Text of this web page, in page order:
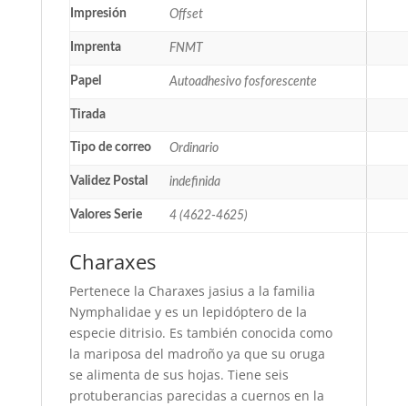
Impresión Offset
Imprenta FNMT
Papel Autoadhesivo fosforescente
Tirada
Tipo de correo Ordinario
Validez Postal indefinida
Valores Serie 4 (4622-4625)
Charaxes
Pertenece la Charaxes jasius a la familia
Nymphalidae y es un lepidóptero de la
especie ditrisio. Es también conocida como
la mariposa del madroño ya que su oruga
se alimenta de sus hojas. Tiene seis
protuberancias parecidas a cuernos en la